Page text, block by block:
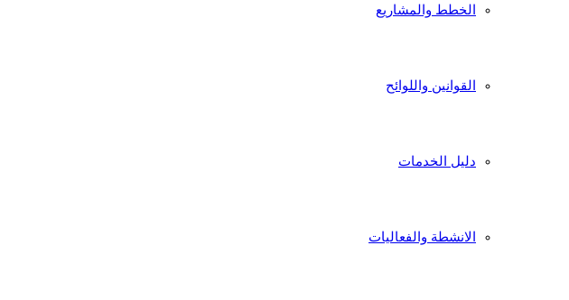
الخطط والمشاريع
القوانين واللوائح
دليل الخدمات
الانشطة والفعاليات